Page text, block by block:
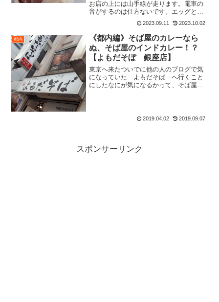
お店の上には山手線が走ります。電車の
音がするのは仕方ないです。エッグとい
う店名からして、卵を使ったメニューが
特徴のお店です。2023.9店内はかなり広
いです。二階席もあるようです。注文は
先に入口近くのカウ...
2023.09.11 2023.10.02
都内
《都内編》そば屋のカレーなら
ぬ、そば屋のインドカレー！？
【よもだそぼ 銀座店】
東京へ来たついでに他の人のブログで気
になっていた よもだそば へ行くこと
にしたなにが気になるかって、そば屋な
の僕のインドカレーブーム...
2019.04.02 2019.09.07
スポンサーリンク